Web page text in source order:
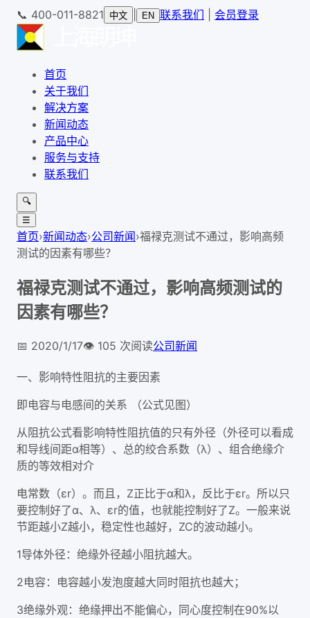
📞 400-011-8821 中文 EN 联系我们 会员登录
首页
关于我们
解决方案
新闻动态
产品中心
服务与支持
联系我们
🔍
☰
首页›新闻动态›公司新闻›福禄克测试不通过，影响高频
测试的因素有哪些？
福禄克测试不通过，影响高频测试的
因素有哪些？
📅 2020/1/17👁️ 105 次阅读公司新闻
一、影响特性阻抗的主要因素
即电容与电感间的关系 （公式见图）
从阻抗公式看影响特性阻抗值的只有外径（外径可以看成
和导线间距α相等）、总的绞合系数（λ）、组合绝缘介
质的等效相对介
电常数（εr）。而且，Z正比于α和λ，反比于εr。所以只
要控制好了α、λ、εr的值，也就能控制好了Z。一般来说
节距越小Z越小，稳定性也越好，ZC的波动越小。
1导体外径：绝缘外径越小阻抗越大。
2电容：电容越小发泡度越大同时阻抗也越大；
3绝缘外观：绝缘押出不能偏心，同心度控制在90%以